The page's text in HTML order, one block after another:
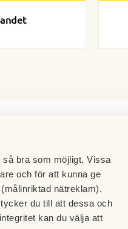
bra som möjligt. Vissa
och för att kunna ge
nätreklam).
du till att dessa och
kan du välja att